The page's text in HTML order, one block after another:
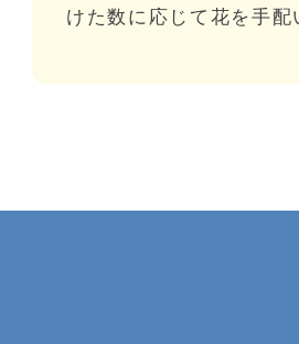
けた数に応じて花を手配